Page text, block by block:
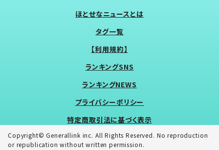
ほとせなニュースとは
タグ一覧
【利用規約】
ランキングSNS
ランキングNEWS
プライバシーポリシー
特定商取引法に基づく表示
Copyright© Generallink inc. All Rights Reserved. No reproduction
or republication without written permission.